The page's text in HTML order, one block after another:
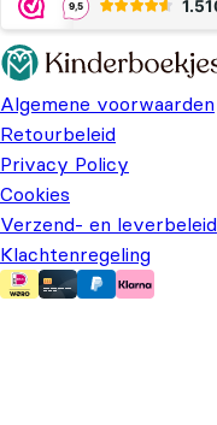
Algemene voorwaarden
Retourbeleid
Privacy Policy
Cookies
Verzend- en leverbeleid
Klachtenregeling